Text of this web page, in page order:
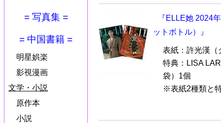
= 写真集 =
= 中国書籍 =
明星娯楽
影視漫画
文学・小説
原作本
小説
『ELLE她 2024
ットボトル）』
表紙：許光漢（
特典：LISA
袋）1個
※表紙2種類と